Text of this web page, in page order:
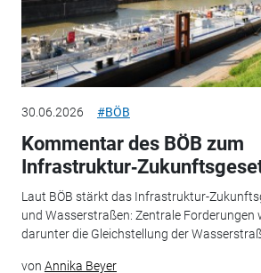
30.06.2026 #BÖB
Kommentar des BÖB zum
Laut BÖB stärkt das Infrastruktur-
und Wasserstraßen: Zentrale Forderungen
darunter die Gleichstellung der
von Annika Beyer